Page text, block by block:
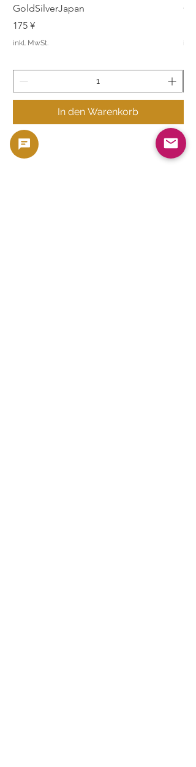
GoldSilverJapan
Preis
175 ¥
inkl. MwSt.
In den Warenkorb